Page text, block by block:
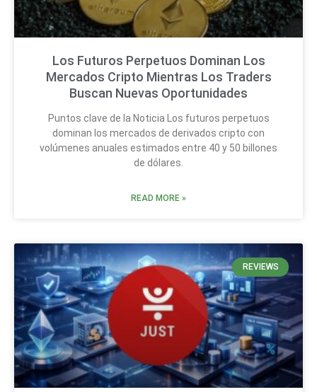
Los Futuros Perpetuos Dominan Los
Mercados Cripto Mientras Los Traders
Buscan Nuevas Oportunidades
Puntos clave de la Noticia Los futuros perpetuos
dominan los mercados de derivados cripto con
volúmenes anuales estimados entre 40 y 50 billones
de dólares.
READ MORE »
REVIEWS